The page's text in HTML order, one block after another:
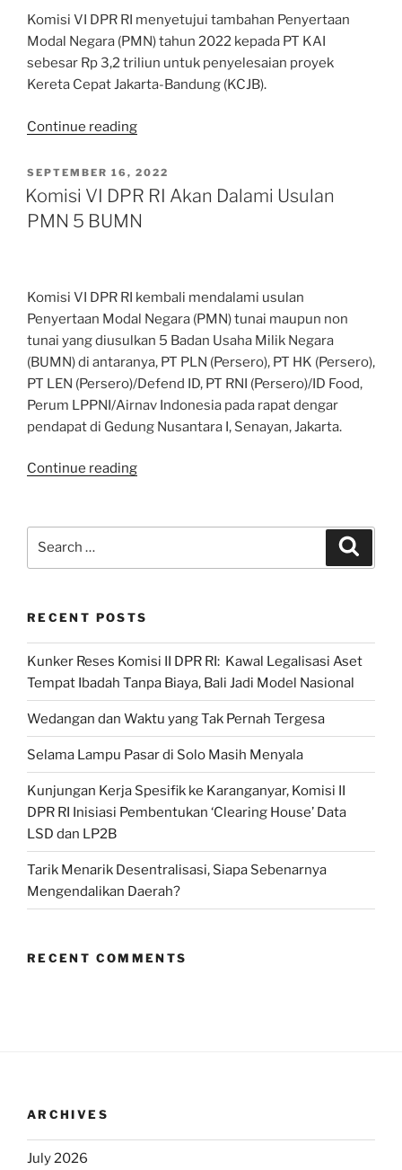
Komisi VI DPR RI menyetujui tambahan Penyertaan
Modal Negara (PMN) tahun 2022 kepada PT KAI
sebesar Rp 3,2 triliun untuk penyelesaian proyek
Kereta Cepat Jakarta-Bandung (KCJB).
Continue reading“Komisi
DPR
RI
Setujui
3,2
Triliun
untuk
Selesaikan
Kereta
Cepat
Jakarta-
POSTED
ON
SEPTEMBER 16, 2022
Komisi VI DPR RI Akan Dalami Usulan
PMN 5 BUMN
Komisi VI DPR RI kembali mendalami usulan
Penyertaan Modal Negara (PMN) tunai maupun non
tunai yang diusulkan 5 Badan Usaha Milik Negara
(BUMN) di antaranya, PT PLN (Persero), PT HK (Persero),
PT LEN (Persero)/Defend ID, PT RNI (Persero)/ID Food,
Perum LPPNI/Airnav Indonesia pada rapat dengar
pendapat di Gedung Nusantara I, Senayan, Jakarta.
Continue reading“Komisi
RI
PMN
5
BUMN”
RECENT POSTS
Kunker Reses Komisi II DPR RI: Kawal Legalisasi Aset
Tempat Ibadah Tanpa Biaya, Bali Jadi Model Nasional
Wedangan dan Waktu yang Tak Pernah Tergesa
Selama Lampu Pasar di Solo Masih Menyala
Kunjungan Kerja Spesifik ke Karanganyar, Komisi II
DPR RI Inisiasi Pembentukan ‘Clearing House’ Data
LSD dan LP2B
Tarik Menarik Desentralisasi, Siapa Sebenarnya
Mengendalikan Daerah?
RECENT COMMENTS
ARCHIVES
July 2026